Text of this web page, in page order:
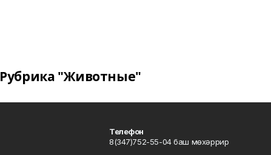
Рубрика "Животные"
Телефон
8(347)752-55-04 баш мөхәррир